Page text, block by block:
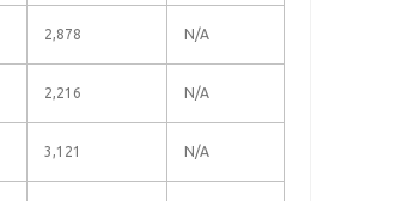
2,878 N/A
2,216 N/A
3,121 N/A